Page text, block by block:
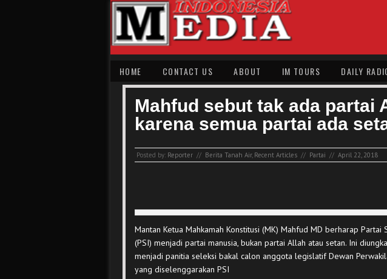
HOME CONTACT US ABOUT IM TOURS DAILY
Mahfud sebut tak ada partai
karena semua partai ada
Posted by: Reporter // Berita Tanah Air, Recent Articles // Partai // April 22, 2018
Mantan Ketua Mahkamah Konstitusi (MK) Mahfud MD berharap Partai
(PSI) menjadi partai manusia, bukan partai Allah atau setan. Ini
menjadi panitia seleksi bakal calon anggota legislatif Dewan
yang diselenggarakan PSI